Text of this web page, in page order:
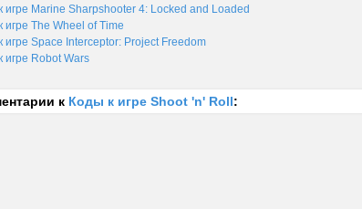
игре Marine Sharpshooter 4: Locked and Loaded
игре The Wheel of Time
игре Space Interceptor: Project Freedom
игре Robot Wars
к Коды к игре Shoot 'n' Roll: